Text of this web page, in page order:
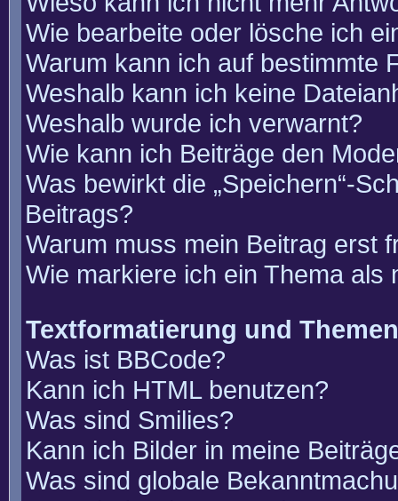
Wie bearbeite oder lösche ich
Warum kann ich auf bestimmte
Weshalb kann ich keine
Weshalb wurde ich verwarnt?
Wie kann ich Beiträge den
Was bewirkt die „Speichern“-
Beitrags?
Warum muss mein Beitrag erst
Wie markiere ich ein Thema als
Textformatierung und
Was ist BBCode?
Kann ich HTML benutzen?
Was sind Smilies?
Kann ich Bilder in meine
Was sind globale